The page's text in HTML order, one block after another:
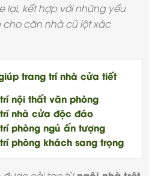
lại, kết hợp với những yếu
cho căn nhà cũ lột xác
trang trí nhà cửa tiết
nội thất văn phòng
nhà cửa độc đáo
phòng ngủ ấn tượng
phòng khách sang trọng